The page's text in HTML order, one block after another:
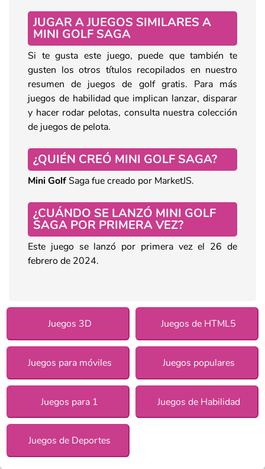
JUGAR A JUEGOS SIMILARES A
MINI GOLF SAGA
Si te gusta este juego, puede que también te
gusten los otros títulos recopilados en nuestro
resumen de juegos de golf gratis. Para más
juegos de habilidad que implican lanzar, disparar
y hacer rodar pelotas, consulta nuestra colección
de juegos de pelota.
¿QUIÉN CREÓ MINI GOLF SAGA?
Mini GolfSaga fue creado por MarketJS.
¿CUÁNDO SE LANZÓ MINI GOLF
SAGA POR PRIMERA VEZ?
Este juego se lanzó por primera vez el 26 de
febrero de 2024.
Juegos 3D Juegos de HTML5
Juegos para móviles Juegos populares
Juegos para 1 Juegos de Habilidad
Juegos de Deportes